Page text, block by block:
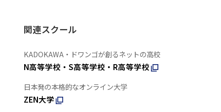
関連スクール
KADOKAWA・ドワンゴが創るネットの高校
N高等学校・S高等学校・R高等学校
日本発の本格的なオンライン大学
ZEN大学